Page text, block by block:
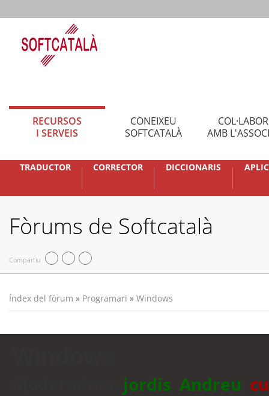
RECURSOS
I SERVEIS
CONEIXEU
SOFTCATALÀ
AMB
TRADUCTOR CORRECTOR DICCIONARIS
Fòrums de Softcatalà
Compartiu
Índex del fòrum » Programari » Windows
jordis Andreu